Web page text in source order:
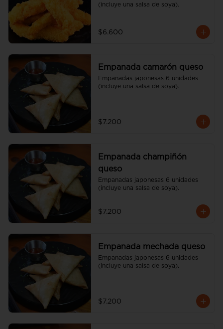
(incluye una salsa de soya).
$6.600
Empanada camarón queso
Empanadas japonesas 6 unidades
(incluye una salsa de soya).
$7.200
Empanada champiñón
queso
Empanadas japonesas 6 unidades
(incluye una salsa de soya).
$7.200
Empanada mechada queso
Empanadas japonesas 6 unidades
(incluye una salsa de soya).
$7.200